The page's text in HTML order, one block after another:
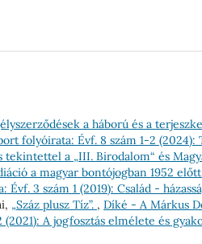
a háború és a
folyóirata: Évf. 8 szám 1-2
tekintettel a „III. Birodalom“ és
a magyar bontójogban 1952 előtt
Évf. 3 szám 1 (2019): Család -
„Száz plusz Tíz”. , Díké - A Márkus
(2021): A jogfosztás elmélete és